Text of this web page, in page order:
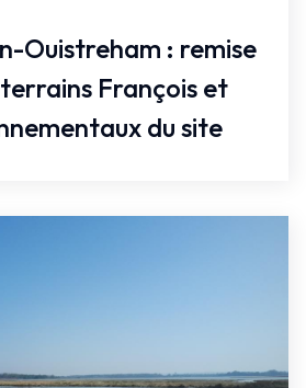
Ouistreham : remise
François et
du site